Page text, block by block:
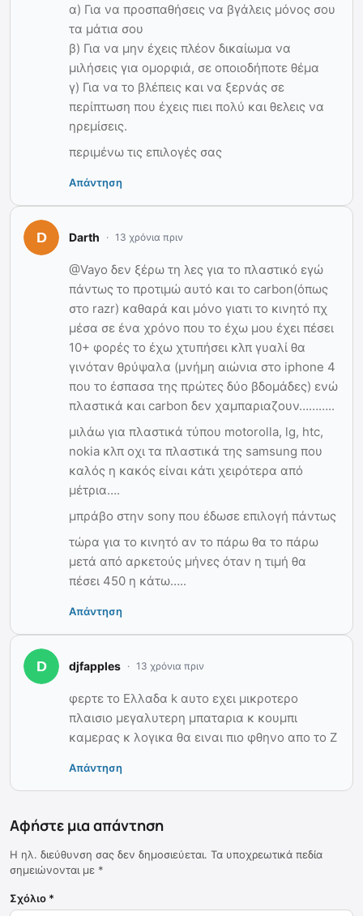
α) Για να προσπαθήσεις να βγάλεις μόνος σου
τα μάτια σου
β) Για να μην έχεις πλέον δικαίωμα να
μιλήσεις για ομορφιά, σε οποιοδήποτε θέμα
γ) Για να το βλέπεις και να ξερνάς σε
περίπτωση που έχεις πιει πολύ και θελεις να
ηρεμίσεις.
περιμένω τις επιλογές σας
Απάντηση
Darth 13 χρόνια πριν
@Vayo δεν ξέρω τη λες για το πλαστικό εγώ
πάντως το προτιμώ αυτό και το carbon(όπως
στο razr) καθαρά και μόνο γιατι το κινητό πχ
μέσα σε ένα χρόνο που το έχω μου έχει πέσει
10+ φορές το έχω χτυπήσει κλπ γυαλί θα
γινόταν θρύψαλα (μνήμη αιώνια στο iphone 4
που το έσπασα της πρώτες δύο βδομάδες) ενώ
πλαστικά και carbon δεν χαμπαριαζουν………..
μιλάω για πλαστικά τύπου motorolla, lg, htc,
nokia κλπ οχι τα πλαστικά της samsung που
καλός η κακός είναι κάτι χειρότερα από
μέτρια….
μπράβο στην sony που έδωσε επιλογή πάντως
τώρα για το κινητό αν το πάρω θα το πάρω
μετά από αρκετούς μήνες όταν η τιμή θα
πέσει 450 η κάτω…..
Απάντηση
djfapples 13 χρόνια πριν
φερτε το Ελλαδα k αυτο εχει μικροτερο
πλαισιο μεγαλυτερη μπαταρια κ κουμπι
καμερας κ λογικα θα ειναι πιο φθηνο απο το Ζ
Απάντηση
Αφήστε μια απάντηση
Η ηλ. διεύθυνση σας δεν δημοσιεύεται. Τα υποχρεωτικά πεδία
σημειώνονται με *
Σχόλιο *